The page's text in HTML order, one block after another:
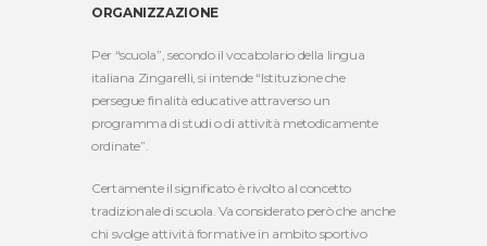
ORGANIZZAZIONE
Per “scuola”, secondo il vocabolario della lingua
italiana Zingarelli, si intende “Istituzione che
persegue finalità educative attraverso un
programma di studi o di attività metodicamente
ordinate”.
Certamente il significato è rivolto al concetto
tradizionale di scuola. Va considerato però che anche
chi svolge attività formative in ambito sportivo